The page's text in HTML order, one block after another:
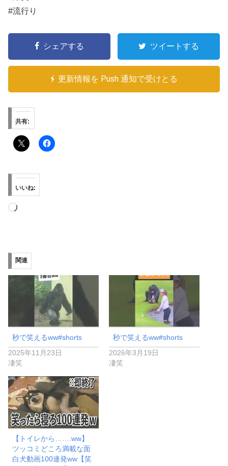
#流行り
シェアする ツイートする
更新情報を Push 通知で受けとる
共有:
いいね:
読
み
中…
関連
秒で笑えるww#shorts
2025年11月23日
凄笑
秒で笑えるww#shorts
2026年3月19日
凄笑
【トイレから…….ww】
ツッコミどころ満載な面
白犬動画100連発ww【笑